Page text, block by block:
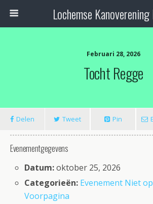
Lochemse
Februari 28, 2026
Tocht Regge
Delen Tweet Pin
Evenementgegevens
Datum: oktober 25, 2026
Categorieën: Evenement Niet
Voorpagina